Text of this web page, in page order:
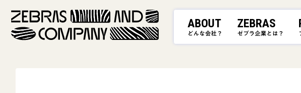
ABOUT
どんな会社？
ZEBRAS
ゼブラ企業とは？